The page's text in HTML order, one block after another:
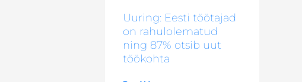
Uuring: Eesti töötajad
on rahulolematud
ning 87% otsib uut
töökohta